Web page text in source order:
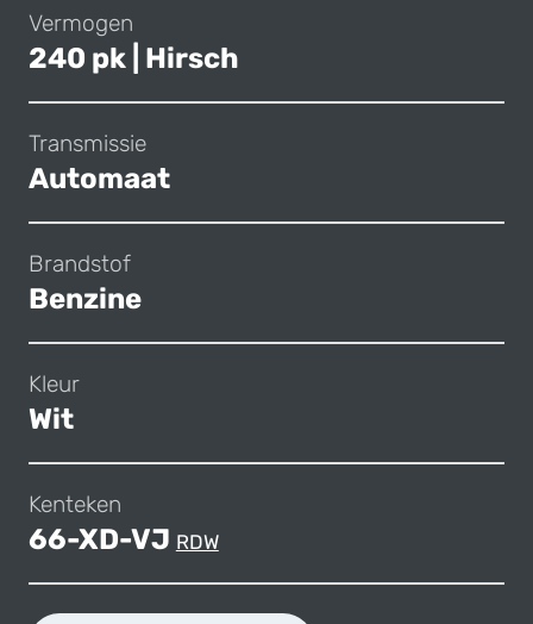
Vermogen
240 pk | Hirsch
Transmissie
Automaat
Brandstof
Benzine
Kleur
Wit
Kenteken
66-XD-VJ RDW